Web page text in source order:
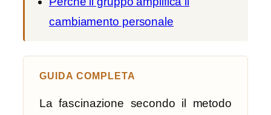
cambiamento personale
GUIDA COMPLETA
La fascinazione secondo il metodo